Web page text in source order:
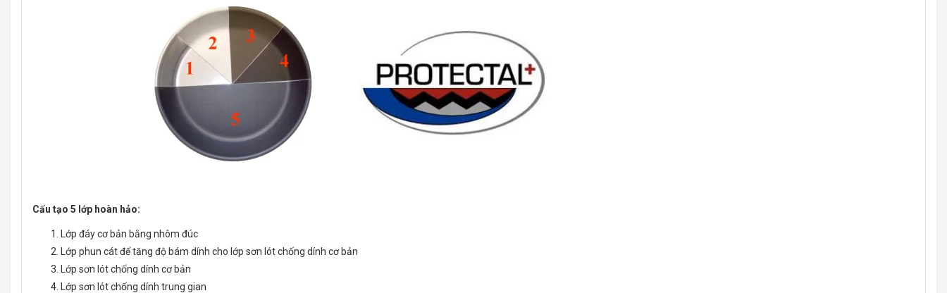
Cấu tạo 5 lớp hoàn hảo:
Lớp đáy cơ bản bằng nhôm đúc
Lớp phun cát để tăng độ bám dính cho lớp sơn lót chống dính cơ bản
Lớp sơn lót chống dính cơ bản
Lớp sơn lót chống dính trung gian